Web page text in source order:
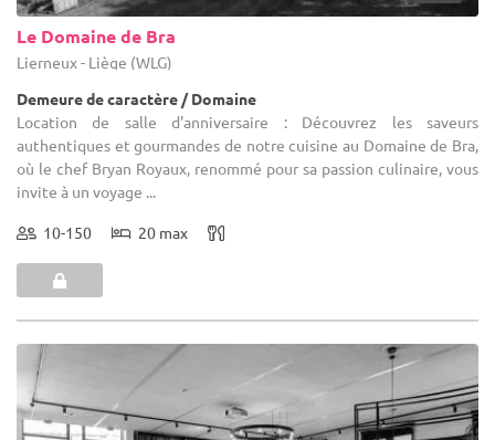
Le Domaine de Bra
Lierneux - Liège (WLG)
Demeure de caractère / Domaine
Location de salle d'anniversaire : Découvrez les saveurs
authentiques et gourmandes de notre cuisine au Domaine de Bra,
où le chef Bryan Royaux, renommé pour sa passion culinaire, vous
invite à un voyage ...
10-150 20 max